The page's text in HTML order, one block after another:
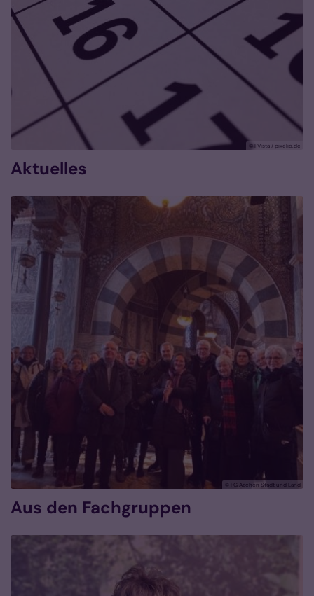
© I Vista / pixelio.de
Aktuelles
© FG Aachen Stadt und Land
Aus den Fachgruppen